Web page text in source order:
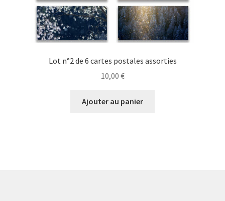
Lot n°2 de 6 cartes postales assorties
10,00 €
Ajouter au panier